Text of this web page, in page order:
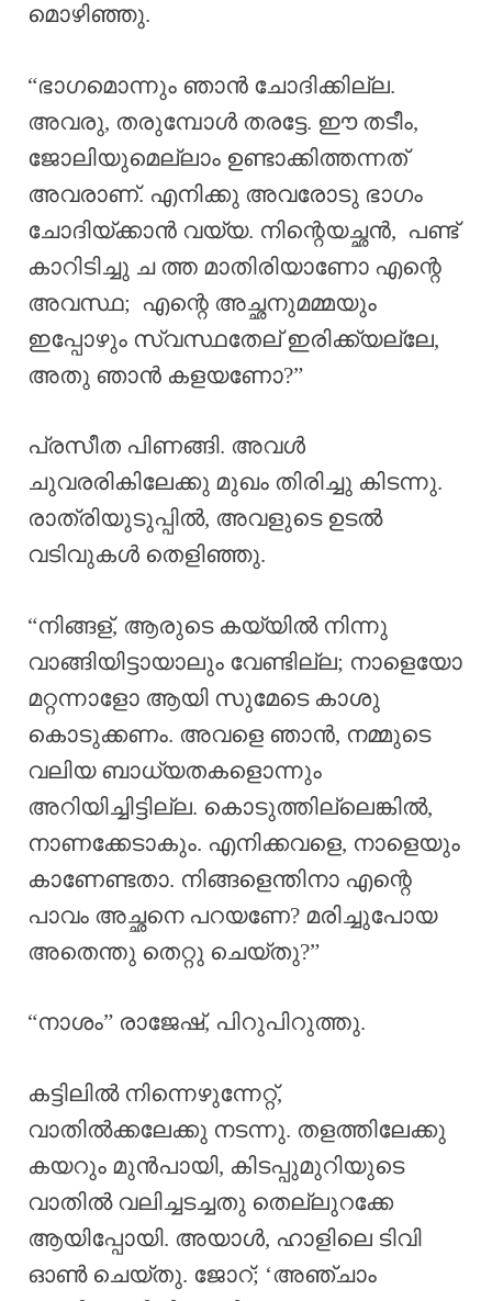
മൊഴിഞ്ഞു.
“ഭാഗമൊന്നും ഞാൻ ചോദിക്കില്ല.
അവരു, തരുമ്പോൾ തരട്ടേ. ഈ തടീം,
ജോലിയുമെല്ലാം ഉണ്ടാക്കിത്തന്നത്
അവരാണ്. എനിക്കു അവരോടു ഭാഗം
ചോദിയ്ക്കാൻ വയ്യ. നിന്റെയച്ഛൻ, പണ്ട്
കാറിടിച്ചു ച ത്ത മാതിരിയാണോ എന്റെ
അവസ്ഥ; എന്റെ അച്ഛനുമമ്മയും
ഇപ്പോഴും സ്വസ്ഥതേല് ഇരിക്ക്യല്ലേ,
അതു ഞാൻ കളയണോ?”
പ്രസീത പിണങ്ങി. അവൾ
ചുവരരികിലേക്കു മുഖം തിരിച്ചു കിടന്നു.
രാത്രിയുടുപ്പിൽ, അവളുടെ ഉടൽ
വടിവുകൾ തെളിഞ്ഞു.
“നിങ്ങള്, ആരുടെ കയ്യിൽ നിന്നു
വാങ്ങിയിട്ടായാലും വേണ്ടില്ല; നാളെയോ
മറ്റന്നാളോ ആയി സുമേടെ കാശു
കൊടുക്കണം. അവളെ ഞാൻ, നമ്മുടെ
വലിയ ബാധ്യതകളൊന്നും
അറിയിച്ചിട്ടില്ല. കൊടുത്തില്ലെങ്കിൽ,
നാണക്കേടാകും. എനിക്കവളെ, നാളെയും
കാണേണ്ടതാ. നിങ്ങളെന്തിനാ എന്റെ
പാവം അച്ഛനെ പറയണേ? മരിച്ചുപോയ
അതെന്തു തെറ്റു ചെയ്തു?”
“നാശം” രാജേഷ്, പിറുപിറുത്തു.
കട്ടിലിൽ നിന്നെഴുന്നേറ്റ്,
വാതിൽക്കലേക്കു നടന്നു. തളത്തിലേക്കു
കയറും മുൻപായി, കിടപ്പുമുറിയുടെ
വാതിൽ വലിച്ചടച്ചതു തെല്ലുറക്കേ
ആയിപ്പോയി. അയാൾ, ഹാളിലെ ടിവി
ഓൺ ചെയ്തു. ജോറ്; ‘അഞ്ചാം